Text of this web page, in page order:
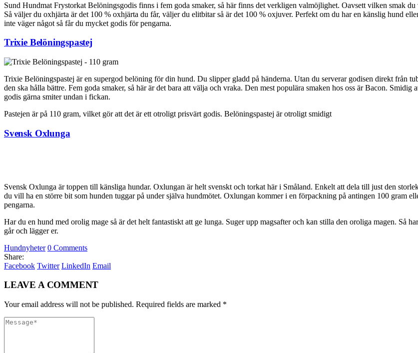
Sund Hundmat Frystorkat Belöningsgodis finns i fem goda smaker, så här finns det verkligen valmöjlighet. Oavsett vilken smak
Så väljer du oxhjärta är det 100 % oxhjärta du får, väljer du elitbitar så är det 100 % oxjuver. Perfekt om du har en känslig hund
inte väger något så får du mycket godis för pengarna.
Trixie Belöningspastej
Trixie Belöningspastej är en supergod belöning för din hund. Du slipper gladd på händerna. Utan du serverar godisen direkt från
den ska hålla bättre. Fem goda smaker, så här är det bara att välja och vraka. Den mest populära smaken hos oss är Bacon.
godis gärna smiter undan i fickan.
Pastejen är på 110 gram, vilket gör att det är ett otroligt prisvärt godis. Belöningspastej är otroligt smidigt
Svensk Oxlunga
Svensk Oxlunga är toppen till känsliga hundar. Oxlungan är helt svenskt och torkat här i Småland. Enkelt att dela till just den
du vill ha en större bit som hunden tuggar på under själva hundmötet. Oxlungan kommer i en förpackning på antingen 100 gram
pengarna.
Har du en hund med orolig mage så är det helt fantastiskt att ge lunga. Suger upp magsafter och kan stilla den oroliga magen. Så
går och lägger er.
Hundnyheter 0 Comments
Share:
Facebook Twitter LinkedIn Email
LEAVE A COMMENT
Your email address will not be published. Required fields are marked *